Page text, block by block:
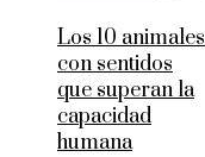
Los 10 animales
con sentidos
que superan la
capacidad
humana